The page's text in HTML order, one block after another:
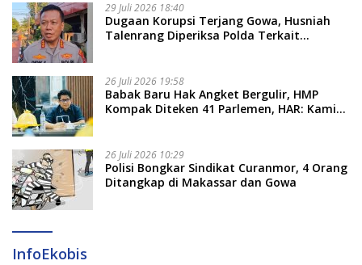
29 Juli 2026 18:40
Dugaan Korupsi Terjang Gowa, Husniah
Talenrang Diperiksa Polda Terkait
26 Juli 2026 19:58
​Babak Baru Hak Angket Bergulir, HMP
Kompak Diteken 41 Parlemen, HAR: Kami
26 Juli 2026 10:29
Polisi Bongkar Sindikat Curanmor, 4 Orang
Ditangkap di Makassar dan Gowa
InfoEkobis